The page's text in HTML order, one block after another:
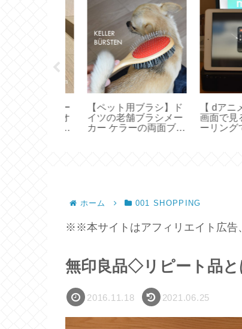
【ペット用ブラシ】ド
イツの老舗ブラシメー
カー ケラーの両面ブラ
【 dアニメ
画面で見る
ーリングで
ホーム 001 SHOPPING
※※本サイトはアフィリエイト広
無印良品◇リピート品
2016.11.18 2021.06.25